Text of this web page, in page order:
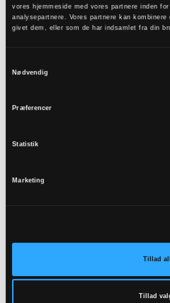
vores hjemmeside med vores partnere inden
analysepartnere. Vores partnere kan
givet dem, eller som de har indsamlet fra din
Nødvendig
Præferencer
Statistik
Marketing
Tillad
Tillad